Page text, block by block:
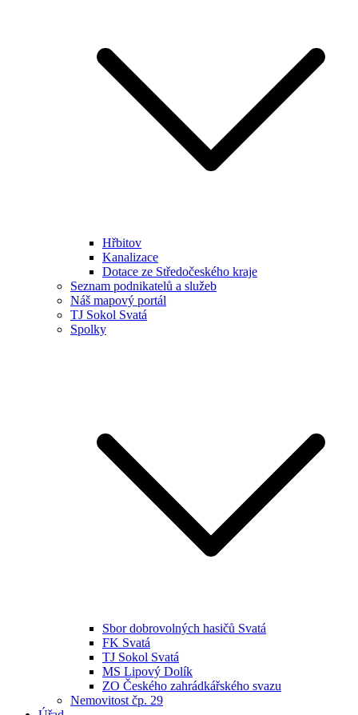
Hřbitov
Kanalizace
Dotace ze Středočeského kraje
Seznam podnikatelů a služeb
Náš mapový portál
TJ Sokol Svatá
Spolky
Sbor dobrovolných hasičů Svatá
FK Svatá
TJ Sokol Svatá
MS Lipový Dolík
ZO Českého zahrádkářského svazu
Nemovitost čp. 29